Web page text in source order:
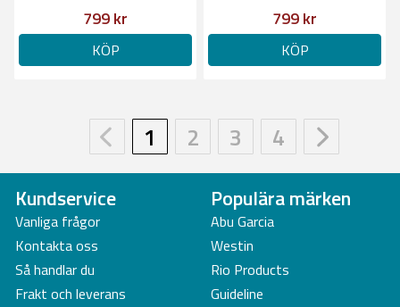
799 kr
KÖP
799 kr
KÖP
1 2 3 4
Kundservice
Vanliga frågor
Kontakta oss
Så handlar du
Frakt och leverans
Populära märken
Abu Garcia
Westin
Rio Products
Guideline